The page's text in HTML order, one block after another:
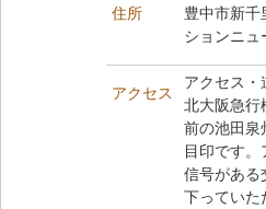
住所
豊中市新
ションニュ
アクセス
アクセス・
北大阪急行
前の池田泉
目印です。
信号がある
下っていた